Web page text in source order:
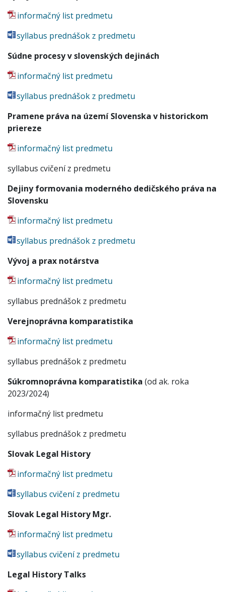
informačný list predmetu
syllabus prednášok z predmetu
Súdne procesy v slovenských dejinách
informačný list predmetu
syllabus prednášok z predmetu
Pramene práva na území Slovenska v historickom
priereze
informačný list predmetu
syllabus cvičení z predmetu
Dejiny formovania moderného dedičského práva na
Slovensku
informačný list predmetu
syllabus prednášok z predmetu
Vývoj a prax notárstva
informačný list predmetu
syllabus prednášok z predmetu
Verejnoprávna komparatistika
informačný list predmetu
syllabus prednášok z predmetu
Súkromnoprávna komparatistika (od ak. roka
2023/2024)
informačný list predmetu
syllabus prednášok z predmetu
Slovak Legal History
informačný list predmetu
syllabus cvičení z predmetu
Slovak Legal History Mgr.
informačný list predmetu
syllabus cvičení z predmetu
Legal History Talks